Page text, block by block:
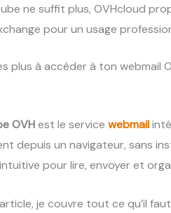
ne suffit plus, OVHcloud
pour un usage
plus à accéder à ton
OVHest le service webmail
depuis un navigateur, sans
pour lire, envoyer et
je couvre tout ce qu’il